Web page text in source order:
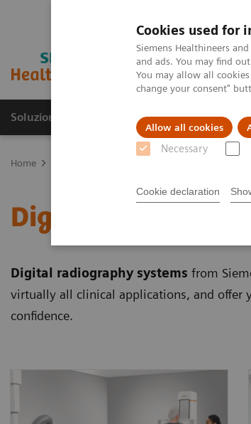
Cookies used for
Siemens Healthineers
and ads. You may find
You may allow all
change your consent"
Allow all cookies
Necessary
Cookie declaration
Soluzioni e servizi Insights
Home
Digital
Digital radiography systems from
virtually all clinical applications, and offer
confidence.